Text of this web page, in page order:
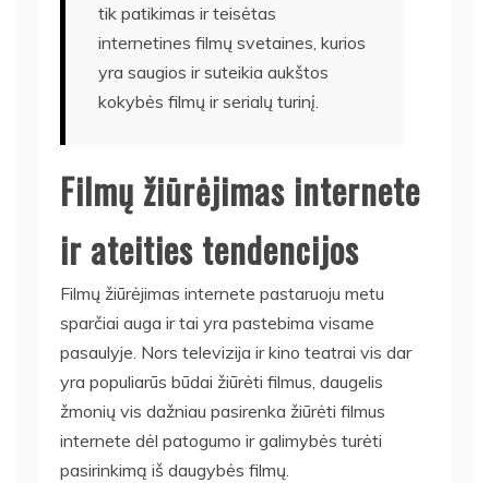
tik patikimas ir teisėtas
internetines filmų svetaines, kurios
yra saugios ir suteikia aukštos
kokybės filmų ir serialų turinį.
Filmų žiūrėjimas internete
ir ateities tendencijos
Filmų žiūrėjimas internete pastaruoju metu
sparčiai auga ir tai yra pastebima visame
pasaulyje. Nors televizija ir kino teatrai vis dar
yra populiarūs būdai žiūrėti filmus, daugelis
žmonių vis dažniau pasirenka žiūrėti filmus
internete dėl patogumo ir galimybės turėti
pasirinkimą iš daugybės filmų.